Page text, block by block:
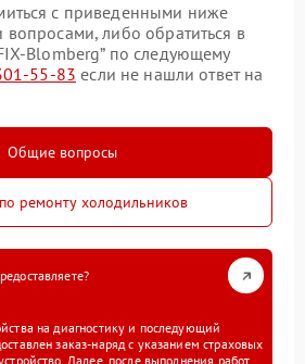
с приведенными ниже
либо обратиться в
Blomberg” по следующему
55-83 если не нашли ответ на
Общие вопросы
ремонту холодильников
на диагностику и последующий
заказ-наряд с указанием страховых
Далее, после выполнения работ